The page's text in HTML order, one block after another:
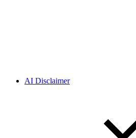
AI Disclaimer